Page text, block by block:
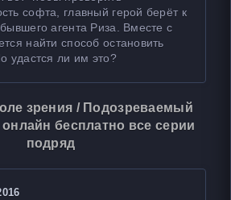
софта, главный герой берёт к
агента Риза. Вместе с
найти способ остановить
удастся ли им это?
зрения / Подозреваемый
онлайн бесплатно все серии
подряд